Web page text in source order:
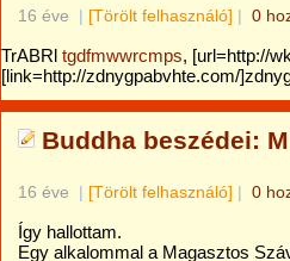
16 éve | [Törölt felhasználó] | 0
TrABRl tgdfmwwrcmps, [url=http://
[link=http://zdnygpabvhte.com/
Buddha beszédei:
16 éve | [Törölt felhasználó] | 0
Így hallottam.
Egy alkalommal a Magasztos